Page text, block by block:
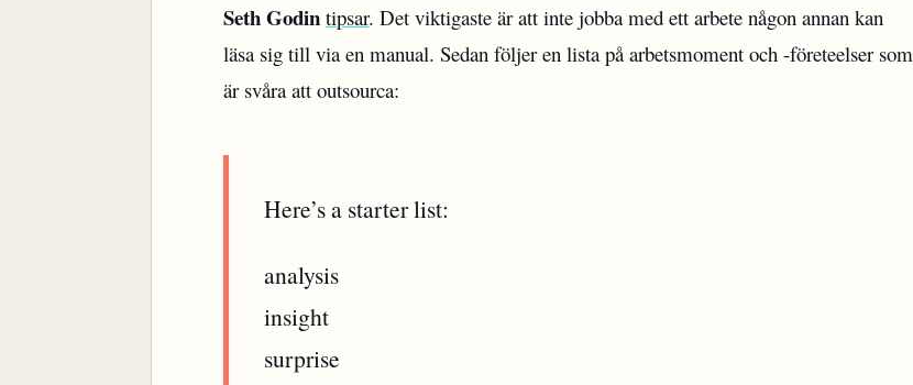
Seth Godin tipsar. Det viktigaste är att inte jobba med ett arbete någon annan kan
läsa sig till via en manual. Sedan följer en lista på arbetsmoment och -företeelser som
är svåra att outsourca:
Here’s a starter list:
analysis
insight
surprise